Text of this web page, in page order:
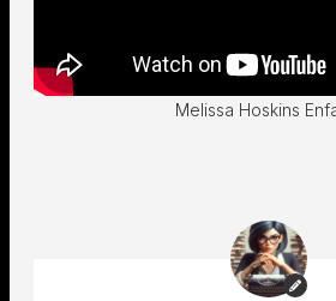
Melissa Hoskins